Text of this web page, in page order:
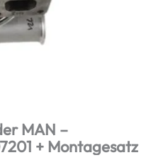
MAN –
+ Montagesatz